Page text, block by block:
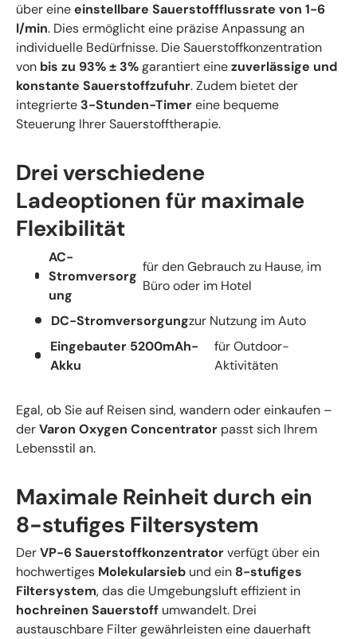
über eineeinstellbare Sauerstoffflussrate von 1-6
l/min. Dies ermöglicht eine präzise Anpassung an
individuelle Bedürfnisse. Die Sauerstoffkonzentration
von bis zu 93% ± 3%garantiert einezuverlässige und
konstante Sauerstoffzufuhr. Zudem bietet der
integrierte 3-Stunden-Timereine bequeme
Steuerung Ihrer Sauerstofftherapie.
Drei verschiedene
Ladeoptionen für maximale
Flexibilität
AC-
Stromversorg
ung
für den Gebrauch zu Hause, im
Büro oder im Hotel
DC-Stromversorgungzur Nutzung im Auto
Eingebauter 5200mAh-
Akku
für Outdoor-
Aktivitäten
Egal, ob Sie auf Reisen sind, wandern oder einkaufen –
derVaron Oxygen Concentrator passt sich Ihrem
Lebensstil an.
Maximale Reinheit durch ein
8-stufiges Filtersystem
DerVP-6 Sauerstoffkonzentratorverfügt über ein
hochwertiges Molekularsieb und ein 8-stufiges
Filtersystem, das die Umgebungsluft effizient in
hochreinen Sauerstoff umwandelt. Drei
austauschbare Filter gewährleisten eine dauerhaft